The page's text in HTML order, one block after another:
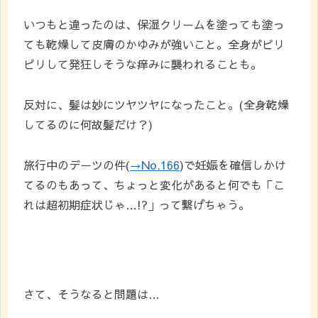
いつもと違ったのは、保湿クリームを塗っても塗っ
ても乾燥して皮膚のかゆみが強いこと。全身がピリ
ピリして発狂しそうな痒みに襲われることも。
反対に、髪は妙にツヤツヤになったこと。(全身乾燥
してるのに何故髪だけ？)
旅行中のデーツの件(→No.166)で妊娠を確信しかけ
てるのもあって、ちょっと変化があると何でも「こ
れは超初期症状じゃ…!?」って繋げちゃう。
さて、そうなると問題は…